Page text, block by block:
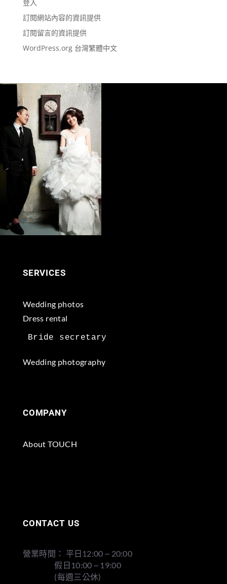
登入
訂閱網站內容的資訊提供
訂閱留言的資訊提供
WordPress.org 台灣繁體中文
SERVICES
Wedding photos
Dress rental
Wedding photography
COMPANY
About TOUCH
CONTACT US
營業時間： 平日12:00 ~ 20:00
假日10:00 ~ 19:00
(每週三公休)